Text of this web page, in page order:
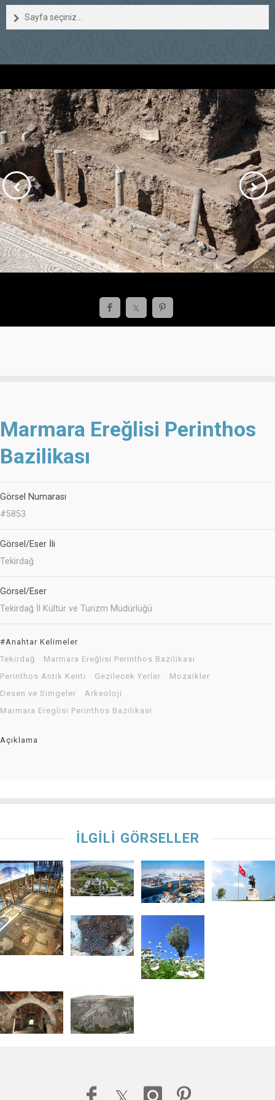
Sayfa seçiniz...
Marmara Ereğlisi Perinthos
Bazilikası
Görsel Numarası
#5853
Görsel/Eser İli
Tekirdağ
Görsel/Eser
Tekirdağ İl Kültür ve Turizm Müdürlüğü
#Anahtar Kelimeler
Tekirdağ
Marmara Ereğlisi Perinthos Bazilikası
Perinthos Antik Kenti
Gezilecek Yerler
Mozaikler
Desen ve Simgeler
Arkeoloji
Marmara Ereglisi Perinthos Bazilikasi
Açıklama
İLGİLİ GÖRSELLER